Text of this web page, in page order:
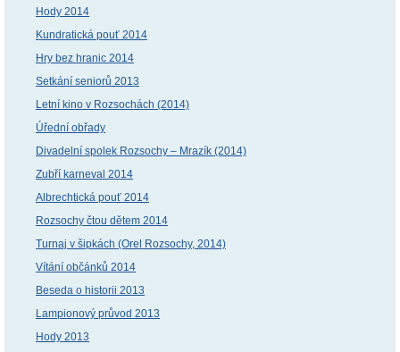
Hody 2014
Kundratická pouť 2014
Hry bez hranic 2014
Setkání seniorů 2013
Letní kino v Rozsochách (2014)
Úřední obřady
Divadelní spolek Rozsochy – Mrazík (2014)
Zubří karneval 2014
Albrechtická pouť 2014
Rozsochy čtou dětem 2014
Turnaj v šipkách (Orel Rozsochy, 2014)
Vítání občánků 2014
Beseda o historii 2013
Lampionový průvod 2013
Hody 2013